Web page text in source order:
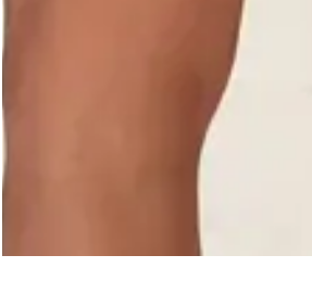
Pix Parcelado em até 4x sem juros
Frete Grátis em compras a partir de